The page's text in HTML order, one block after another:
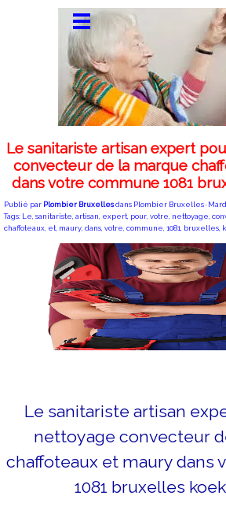
Le sanitariste artisan expert
convecteur de la marque
dans votre commune 1081
Publié par Plombier Bruxellesdans Plombier Bruxelles·
Tags: Le sanitariste artisan expert pour votre nettoyage
chaffoteaux et maury dans votre commune 1081 bruxelles
Le sanitariste artisan
nettoyage convecteur
chaffoteaux et maury dans
1081 bruxelles